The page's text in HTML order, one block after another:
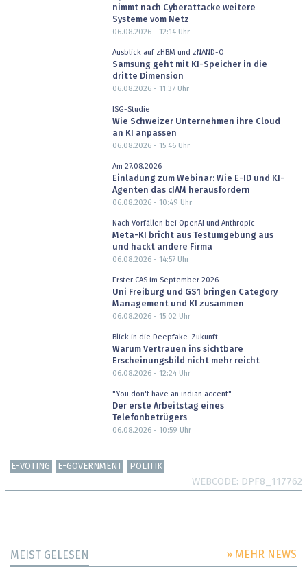
nimmt nach Cyberattacke weitere
Systeme vom Netz
06.08.2026 - 12:14Uhr
Ausblick auf zHBM und zNAND-O
Samsung geht mit KI-Speicher in die
dritte Dimension
06.08.2026 - 11:37Uhr
ISG-Studie
Wie Schweizer Unternehmen ihre Cloud
an KI anpassen
06.08.2026 - 15:46Uhr
Am 27.08.2026
Einladung zum Webinar: Wie E-ID und KI-
Agenten das cIAM herausfordern
06.08.2026 - 10:49 Uhr
Nach Vorfällen bei OpenAI und Anthropic
Meta-KI bricht aus Testumgebung aus
und hackt andere Firma
06.08.2026 - 14:57Uhr
Erster CAS im September 2026
Uni Freiburg und GS1 bringen Category
Management und KI zusammen
06.08.2026 - 15:02 Uhr
Blick in die Deepfake-Zukunft
Warum Vertrauen ins sichtbare
Erscheinungsbild nicht mehr reicht
06.08.2026 - 12:24Uhr
"You don't have an indian accent"
Der erste Arbeitstag eines
Telefonbetrügers
06.08.2026 - 10:59 Uhr
E-VOTING E-GOVERNMENT POLITIK
WEBCODE DPF8_117762
MEIST GELESEN » MEHR NEWS